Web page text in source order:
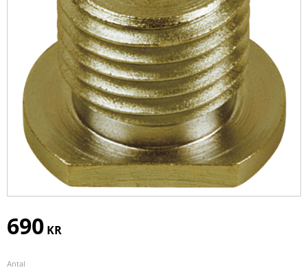
690 KR
Antal